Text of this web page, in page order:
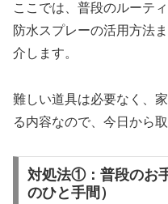
ここでは、普段のルーテ
防水スプレーの活用方法
介します。
難しい道具は必要なく、
る内容なので、今日から
対処法①：普段のお
のひと手間）